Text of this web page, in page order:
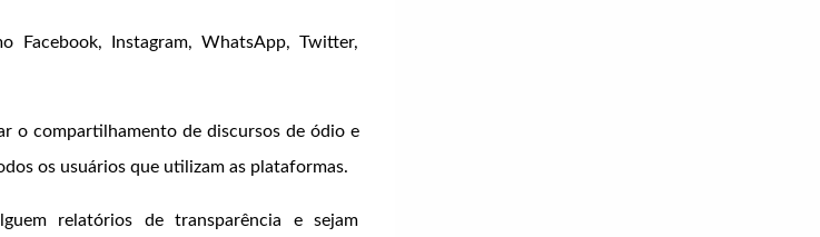
Facebook, Instagram, WhatsApp, Twitter,
o compartilhamento de discursos de ódio e
os usuários que utilizam as plataformas.
relatórios de transparência e sejam